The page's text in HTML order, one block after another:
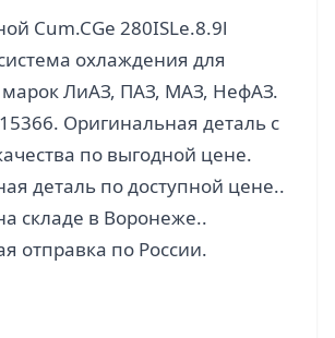
Cum.CGe 280ISLe.8.9l
охлаждения для
марок ЛиАЗ, ПАЗ, МАЗ, НефАЗ.
Оригинальная деталь с
по выгодной цене.
деталь по доступной цене..
складе в Воронеже..